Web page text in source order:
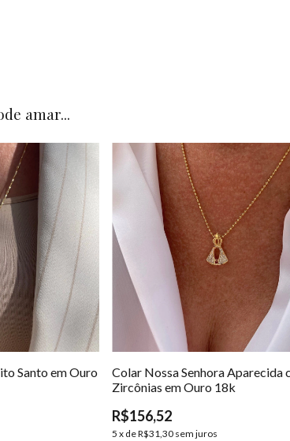
amar...
Santo em Ouro
Colar Nossa Senhora Aparecida
Zircônias em Ouro 18k
R$156,52
5 x deR$31,30 sem juros